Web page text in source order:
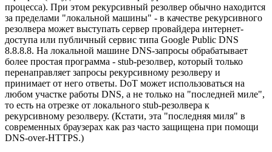
процесса). При этом рекурсивный резолвер обычно находится
за пределами "локальной машины" - в качестве рекурсивного
резолвера может выступать сервер провайдера интернет-
доступа или публичный сервис типа Google Public DNS
8.8.8.8. На локальной машине DNS-запросы обрабатывает
более простая программа - stub-резолвер, который только
перенаправляет запросы рекурсивному резолверу и
принимает от него ответы. DoT может использоваться на
любом участке работы DNS, а не только на "последней миле",
то есть на отрезке от локального stub-резолвера к
рекурсивному резолверу. (Кстати, эта "последняя миля" в
современных браузерах как раз часто защищена при помощи
DNS-over-HTTPS.)